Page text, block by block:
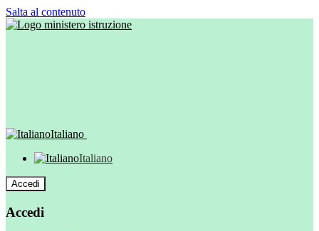
Salta al contenuto
Italiano
Italiano
Accedi
Accedi